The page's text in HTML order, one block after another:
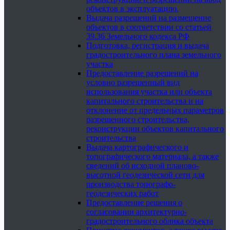
объектов в эксплуатацию.
Выдача разрешений на размещение
объектов в соответствии со статьей
39.36 Земельного кодекса РФ
Подготовка, регистрация и выдача
градостроительного плана земельного
участка
Предоставление разрешений на
условно разрешенный вид
использования участка или объекта
капитального строительства и на
отклонение от предельных параметров
разрешенного строительства,
реконструкции объектов капитального
строительства
Выдача картографического и
топографического материала, а также
сведений об исходной планово-
высотной геодезической сети для
производства топографо-
геодезических работ
Предоставление решения о
согласовании архитектурно-
градостроительного облика объекта